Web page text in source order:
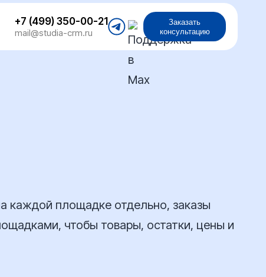
+7 (499) 350-00-21
mail@studia-crm.ru
Поддержка
Telegram
Заказать
консультацию
каждой площадке отдельно, заказы
чтобы товары, остатки, цены и